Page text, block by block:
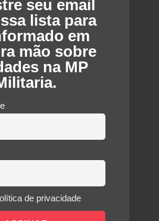
seu email
lista para
em
mão sobre
na MP
de privacidade